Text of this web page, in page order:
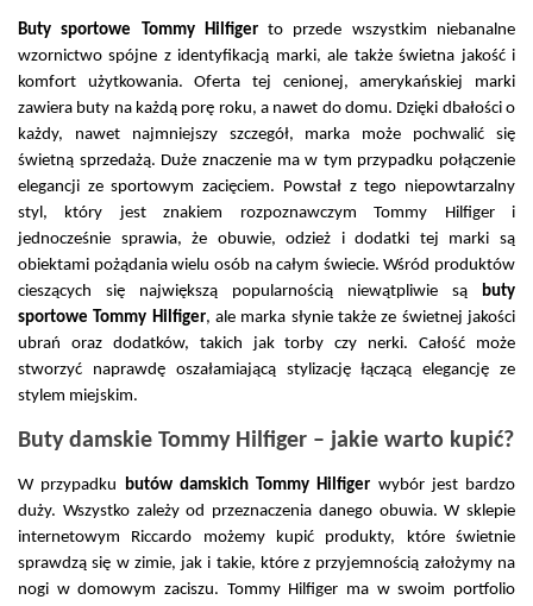
Buty sportowe Tommy Hilfiger to przede wszystkim niebanalne
wzornictwo spójne z identyfikacją marki, ale także świetna jakość i
komfort użytkowania. Oferta tej cenionej, amerykańskiej marki
zawiera buty na każdą porę roku, a nawet do domu. Dzięki dbałości o
każdy, nawet najmniejszy szczegół, marka może pochwalić się
świetną sprzedażą. Duże znaczenie ma w tym przypadku połączenie
elegancji ze sportowym zacięciem. Powstał z tego niepowtarzalny
styl, który jest znakiem rozpoznawczym Tommy Hilfiger i
jednocześnie sprawia, że obuwie, odzież i dodatki tej marki są
obiektami pożądania wielu osób na całym świecie. Wśród produktów
cieszących się największą popularnością niewątpliwie są buty
sportowe Tommy Hilfiger, ale marka słynie także ze świetnej jakości
ubrań oraz dodatków, takich jak torby czy nerki. Całość może
stworzyć naprawdę oszałamiającą stylizację łączącą elegancję ze
stylem miejskim.
Buty damskie Tommy Hilfiger – jakie warto kupić?
W przypadku butów damskich Tommy Hilfiger wybór jest bardzo
duży. Wszystko zależy od przeznaczenia danego obuwia. W sklepie
internetowym Riccardo możemy kupić produkty, które świetnie
sprawdzą się w zimie, jak i takie, które z przyjemnością założymy na
nogi w domowym zaciszu. Tommy Hilfiger ma w swoim portfolio